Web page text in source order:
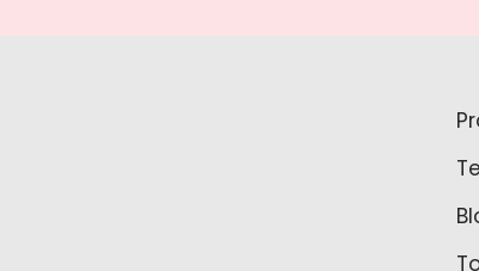
login ke Produk Member, apa yang harus saya
waktu 24-48 jam untuk proses pembaruan data